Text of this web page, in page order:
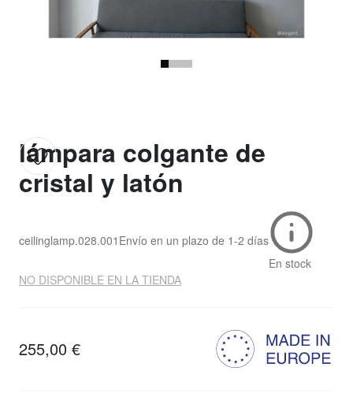
lámpara colgante de
cristal y latón
ceilinglamp.028.001 Envío en un plazo de 1-2 días
En stock
NO DISPONIBLE EN LA TIENDA
255,00 €